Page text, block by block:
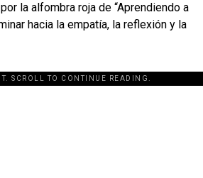
la alfombra roja de “Aprendiendo a
hacia la empatía, la reflexión y la
SCROLL TO CONTINUE READING.
id="243463"]